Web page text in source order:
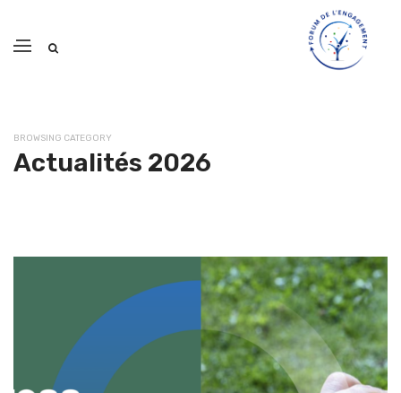
BROWSING CATEGORY
Actualités 2026